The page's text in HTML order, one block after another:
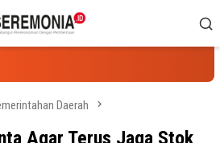
Daerah
Agar Terus Jaga Stok